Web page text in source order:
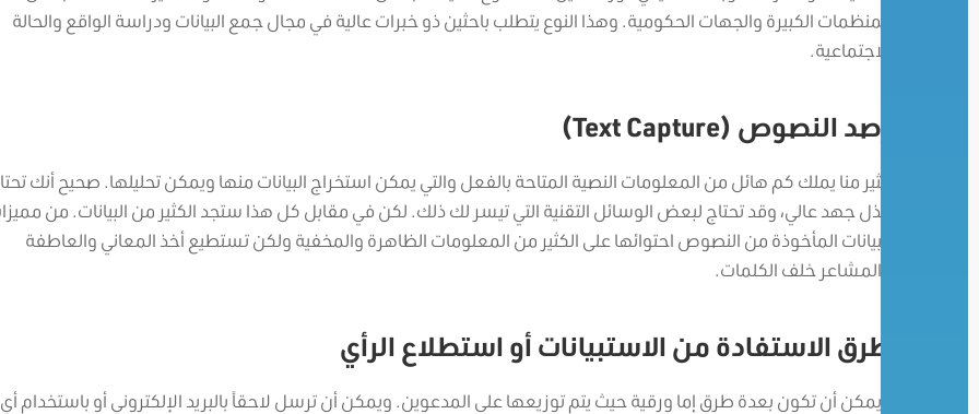
المنظمات الكبيرة والجهات الحكومية. وهذا النوع يتطلب باحثين ذو خبرات عالية في مجال جمع البيانات ودراسة الواقع والحالة
الاجتماعية.
رصد النصوص (Text Capture)
كثير منا يملك كم هائل من المعلومات النصية المتاحة بالفعل والتي يمكن استخراج البيانات منها ويمكن تحليلها. صحيح أنك
تبذل جهد عالي، وقد تحتاج لبعض الوسائل التقنية التي تيسر لك ذلك. لكن في مقابل كل هذا ستجد الكثير من البيانات. من
البيانات المأخوذة من النصوص احتوائها على الكثير من المعلومات الظاهرة والمخفية ولكن تستطيع أخذ المعاني والعاطفة
والمشاعر خلف الكلمات.
طرق الاستفادة من الاستبيانات أو استطلاع الرأي
ويمكن أن تكون بعدة طرق إما ورقية حيث يتم توزيعها على المدعوين. ويمكن أن ترسل لاحقاً بالبريد الإلكتروني أو باستخدام